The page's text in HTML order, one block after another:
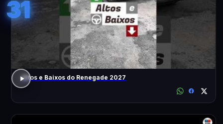
31
Altos e Baixos do Renegade 2027